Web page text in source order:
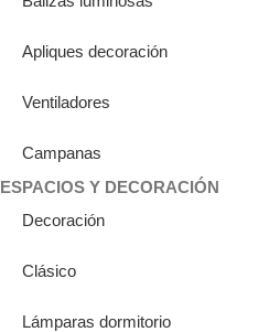
Apliques decoración
Ventiladores
Campanas
ESPACIOS Y DECORACIÓN
Decoración
Clásico
Lámparas dormitorio